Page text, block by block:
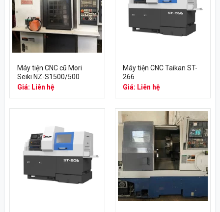
Máy tiện CNC cũ Mori
Seiki NZ-S1500/500
Giá: Liên hệ
Máy tiện CNC Taikan ST-
266
Giá: Liên hệ